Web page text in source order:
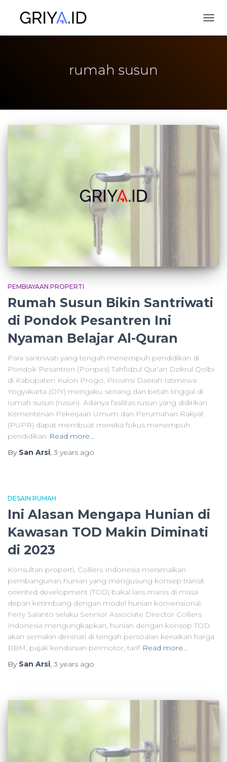
rumah susun
PEMBIAYAAN PROPERTI
Rumah Susun Bikin Santriwati
di Pondok Pesantren Ini
Nyaman Belajar Al-Quran
Para santriwati yang tengah menempuh pendidikan di
Pondok Pesantren (Ponpes) Tahfidzul Qur’an Dzikrul Qolbi
di Kabupaten Kulon Progo, Provinsi Daerah Istimewa
Yogyakarta (DIY) mengaku senang dan betah tinggal di
rumah susun (rusun). Adanya fasilitas rusun yang didirikan
Kementerian Pekerjaan Umum dan Perumahan Rakyat
(PUPR) dapat membuat mereka fokus menempuh
pendidikan Read more…
By San Arsi, 3 years ago
DESAIN RUMAH
Ini Alasan Mengapa Hunian di
Kawasan TOD Makin Diminati
di 2023
Konsultan properti, Colliers Indonesia meramalkan
pembangunan hunian yang mengusung konsep transit
oriented development (TOD) bakal laris manis di masa
depan ketimbang dengan model hunian konvensional.
Ferry Salanto selaku Sennior Associate Director Colliers
Indonesia mengungkapkan, hunian dengan konsep TOD
akan semakin diminati di tengah persoalan kenaikan harga
BBM, pajak kendaraan bermotor, tarif Read more…
By San Arsi, 3 years ago